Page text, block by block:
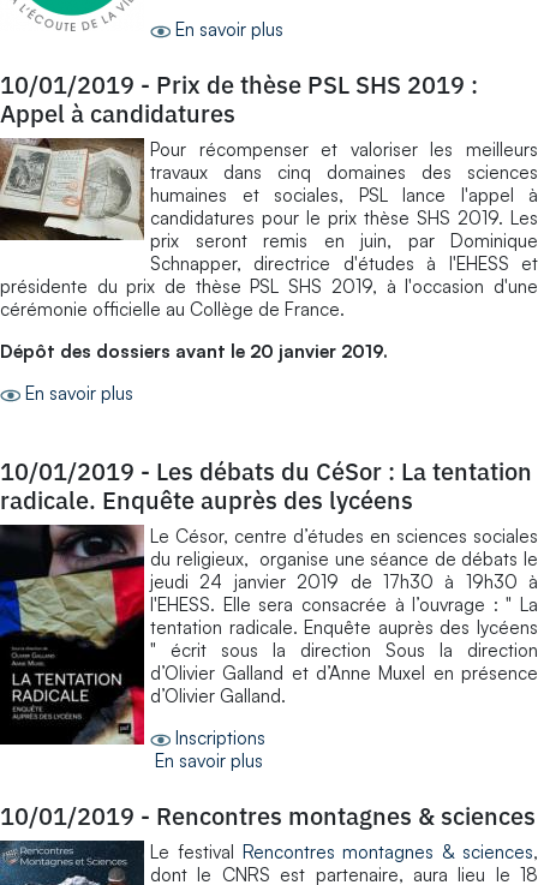
En savoir plus
10/01/2019 - Prix de thèse PSL SHS 2019 :
Appel à candidatures
Pour récompenser et valoriser les meilleurs
travaux dans cinq domaines des sciences
humaines et sociales, PSL lance l'appel à
candidatures pour le prix thèse SHS 2019. Les
prix seront remis en juin, par Dominique
Schnapper, directrice d'études à l'EHESS et
présidente du prix de thèse PSL SHS 2019, à l'occasion d'une
cérémonie officielle au Collège de France.
Dépôt des dossiers avant le 20 janvier 2019.
En savoir plus
10/01/2019 - Les débats du CéSor : La tentation
radicale. Enquête auprès des lycéens
Le Césor, centre d’études en sciences sociales
du religieux, organise une séance de débats le
jeudi 24 janvier 2019 de 17h30 à 19h30 à
l'EHESS. Elle sera consacrée à l’ouvrage : " La
tentation radicale. Enquête auprès des lycéens
" écrit sous la direction Sous la direction
d’Olivier Galland et d’Anne Muxel en présence
d’Olivier Galland.
Inscriptions
En savoir plus
10/01/2019 - Rencontres montagnes & sciences
Le festival Rencontres montagnes & sciences,
dont le CNRS est partenaire, aura lieu le 18